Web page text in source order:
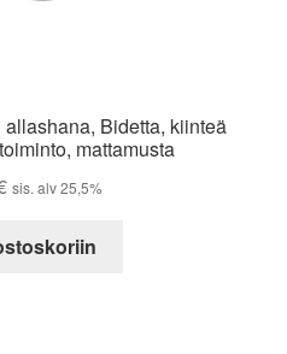
Bidetta, kiinteä
mattamusta
sis. alv 25,5%